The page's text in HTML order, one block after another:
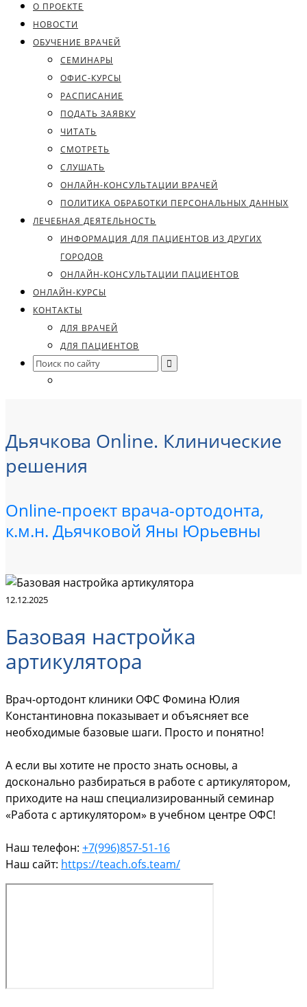
О ПРОЕКТЕ
НОВОСТИ
ОБУЧЕНИЕ ВРАЧЕЙ
СЕМИНАРЫ
ОФИС-КУРСЫ
РАСПИСАНИЕ
ПОДАТЬ ЗАЯВКУ
ЧИТАТЬ
СМОТРЕТЬ
СЛУШАТЬ
ОНЛАЙН-КОНСУЛЬТАЦИИ ВРАЧЕЙ
ПОЛИТИКА ОБРАБОТКИ ПЕРСОНАЛЬНЫХ ДАННЫХ
ЛЕЧЕБНАЯ ДЕЯТЕЛЬНОСТЬ
ИНФОРМАЦИЯ ДЛЯ ПАЦИЕНТОВ ИЗ ДРУГИХ
ГОРОДОВ
ОНЛАЙН-КОНСУЛЬТАЦИИ ПАЦИЕНТОВ
ОНЛАЙН-КУРСЫ
КОНТАКТЫ
ДЛЯ ВРАЧЕЙ
ДЛЯ ПАЦИЕНТОВ
Search
for:
Дьячкова Online. Клинические
решения
Online-проект врача-ортодонта,
к.м.н. Дьячковой Яны Юрьевны
12.12.2025
Базовая настройка
артикулятора
Врач-ортодонт клиники ОФС Фомина Юлия
Константиновна показывает и объясняет все
необходимые базовые шаги. Просто и понятно!
А если вы хотите не просто знать основы, а
досконально разбираться в работе с артикулятором,
приходите на наш специализированный семинар
«Работа с артикулятором» в учебном центре ОФС!
Наш телефон: +7(996)857-51-16
Наш сайт: https://teach.ofs.team/